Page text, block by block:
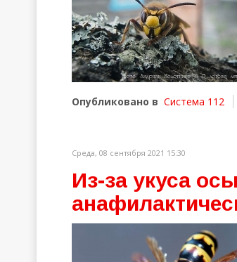
Опубликовано в Система 112
Среда, 08 сентября 2021 15:30
Из-за укуса